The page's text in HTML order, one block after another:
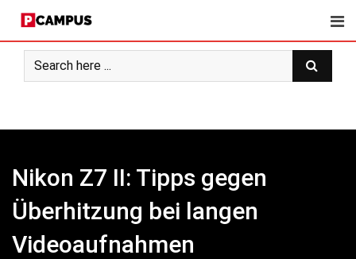
content
Nikon Z7 II: Tipps gegen
Überhitzung bei langen
Videoaufnahmen